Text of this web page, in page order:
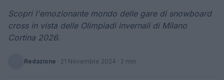
Scopri l'emozionante mondo delle gare di snowboard
cross in vista delle Olimpiadi invernali di Milano
Cortina 2026.
Redazione · 21 Novembre 2024 · 2 min